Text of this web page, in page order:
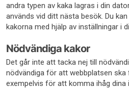
andra typen av kaka lagras i din
används vid ditt nästa besök. Du
kakorna med hjälp av inställningar i
Nödvändiga kakor
Det går inte att tacka nej till
nödvändiga för att webbplatsen ska
exempelvis för att komma ihåg